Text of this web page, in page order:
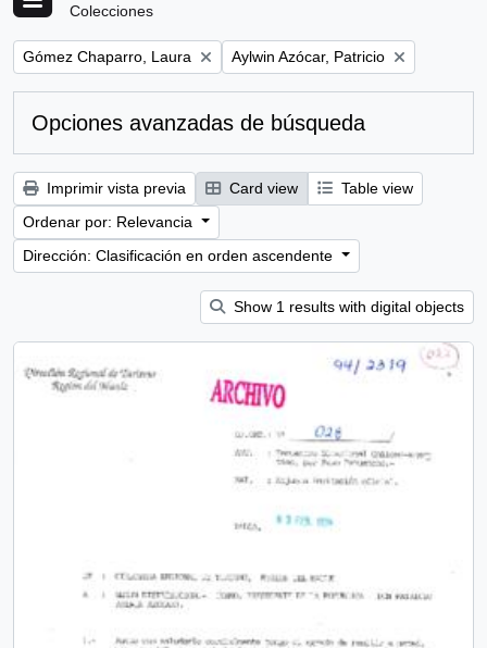
Colecciones
Remove filter:
Gómez Chaparro, Laura Remove filter:
Aylwin Azócar, Patricio
Opciones avanzadas de búsqueda
Imprimir vista previa Card view
Table view
Ordenar por: Relevancia
Dirección: Clasificación en orden ascendente
Show 1 results with digital objects